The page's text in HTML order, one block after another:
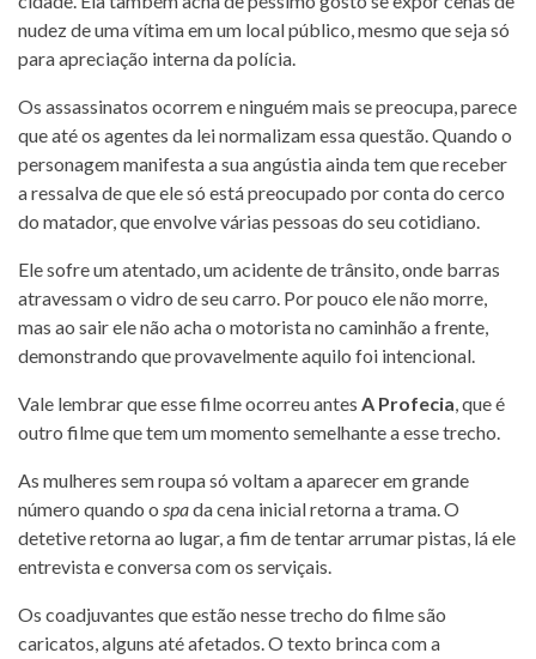
nudez de uma vítima em um local público, mesmo que seja só
para apreciação interna da polícia.
Os assassinatos ocorrem e ninguém mais se preocupa, parece
que até os agentes da lei normalizam essa questão. Quando o
personagem manifesta a sua angústia ainda tem que receber
a ressalva de que ele só está preocupado por conta do cerco
do matador, que envolve várias pessoas do seu cotidiano.
Ele sofre um atentado, um acidente de trânsito, onde barras
atravessam o vidro de seu carro. Por pouco ele não morre,
mas ao sair ele não acha o motorista no caminhão a frente,
demonstrando que provavelmente aquilo foi intencional.
Vale lembrar que esse filme ocorreu antes A Profecia, que é
outro filme que tem um momento semelhante a esse trecho.
As mulheres sem roupa só voltam a aparecer em grande
número quando o spada cena inicial retorna a trama. O
detetive retorna ao lugar, a fim de tentar arrumar pistas, lá ele
entrevista e conversa com os serviçais.
Os coadjuvantes que estão nesse trecho do filme são
caricatos, alguns até afetados. O texto brinca com a